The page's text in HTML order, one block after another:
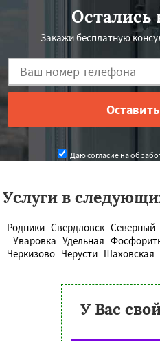
Остались
Закажи бесплатную
Даю согласие на
Услуги в
Родники Свердловск Северный
Уваровка Удельная
Черкизово Черусти Шаховская
У Вас